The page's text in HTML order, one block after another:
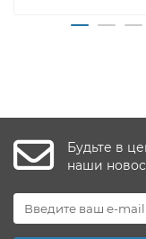
Будьте в
наши